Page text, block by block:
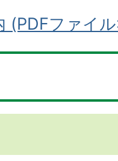
(PDFファイ